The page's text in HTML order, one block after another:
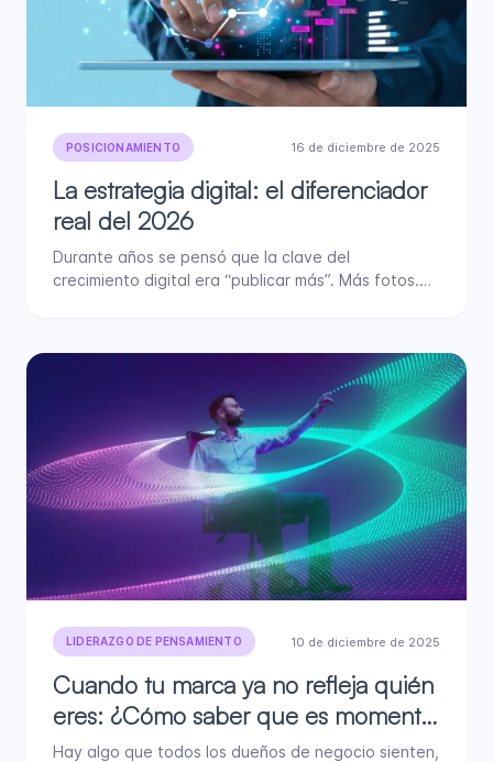
POSICIONAMIENTO 16 de diciembre de 2025
La estrategia digital: el diferenciador
real del 2026
Durante años se pensó que la clave del
crecimiento digital era “publicar más”. Más fotos.
LIDERAZGO DE PENSAMIENTO 10 de diciembre de 2025
Cuando tu marca ya no refleja quién
eres: ¿Cómo saber que es momento
de evolucionar?
Hay algo que todos los dueños de negocio sienten,